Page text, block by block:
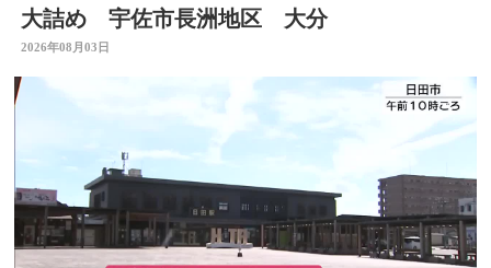
大詰め 宇佐市長洲地区 大分
2026年08月03日